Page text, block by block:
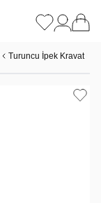
Turuncu İpek Kravat